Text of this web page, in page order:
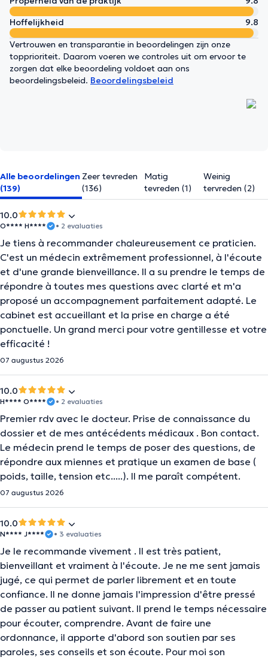
Hoffelijkheid
9.8
Vertrouwen en transparantie in beoordelingen zijn onze
topprioriteit. Daarom voeren we controles uit om ervoor te
zorgen dat elke beoordeling voldoet aan ons
beoordelingsbeleid. Beoordelingsbeleid
Alle beoordelingen
(139)
Zeer tevreden
(136)
Matig
tevreden (1)
Weinig
tervreden (2)
10.0
O**** H**** • 2 evaluaties
Je tiens à recommander chaleureusement ce praticien.
C'est un médecin extrêmement professionnel, à l'écoute
et d'une grande bienveillance. Il a su prendre le temps de
répondre à toutes mes questions avec clarté et m'a
proposé un accompagnement parfaitement adapté. Le
cabinet est accueillant et la prise en charge a été
ponctuelle. Un grand merci pour votre gentillesse et votre
efficacité !
07 augustus 2026
10.0
H**** O**** • 2 evaluaties
Premier rdv avec le docteur. Prise de connaissance du
dossier et de mes antécédents médicaux . Bon contact.
Le médecin prend le temps de poser des questions, de
répondre aux miennes et pratique un examen de base (
poids, taille, tension etc.....). Il me paraît compétent.
07 augustus 2026
10.0
N**** J**** • 3 evaluaties
Je le recommande vivement . Il est très patient,
bienveillant et vraiment à l'écoute. Je ne me sent jamais
jugé, ce qui permet de parler librement et en toute
confiance. Il ne donne jamais l'impression d'être pressé
de passer au patient suivant. Il prend le temps nécessaire
pour écouter, comprendre. Avant de faire une
ordonnance, il apporte d'abord son soutien par ses
paroles, ses conseils et son écoute. Pour moi son